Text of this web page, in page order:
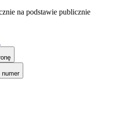
na podstawie publicznie
numer